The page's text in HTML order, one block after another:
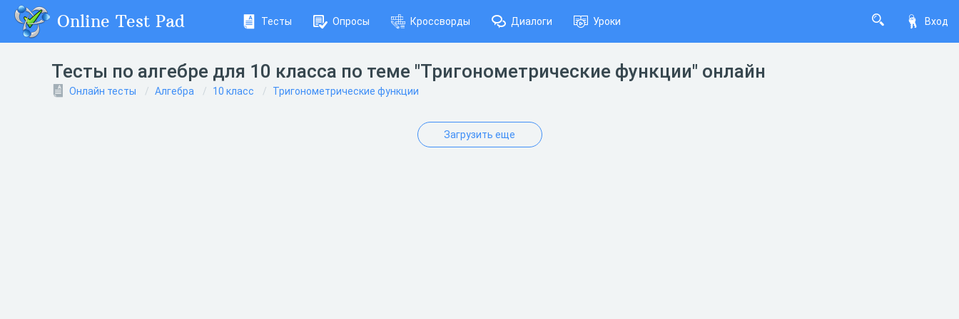
Вход
Online Test Pad Тесты Опросы Кроссворды Диалоги Уроки
Тесты по алгебре для 10 класса по теме "Тригонометрические функции" онлайн
Онлайн тесты Алгебра 10 класс Тригонометрические функции
Загрузить еще